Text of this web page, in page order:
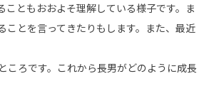
ともおおよそ理解している様子です。ま
とを言ってきたりもします。また、最近
ろです。これから長男がどのように成長